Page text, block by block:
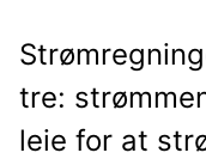
tre:
leie for at